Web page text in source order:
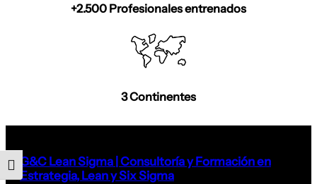
Alternar tamaño de letra
+2.500 Profesionales entrenados
3 Continentes
G&C Lean Sigma | Consultoría y Formación en
Estrategia, Lean y Six Sigma